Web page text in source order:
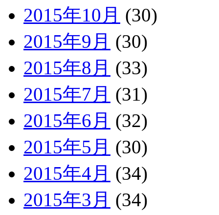
2015年10月 (30)
2015年9月 (30)
2015年8月 (33)
2015年7月 (31)
2015年6月 (32)
2015年5月 (30)
2015年4月 (34)
2015年3月 (34)